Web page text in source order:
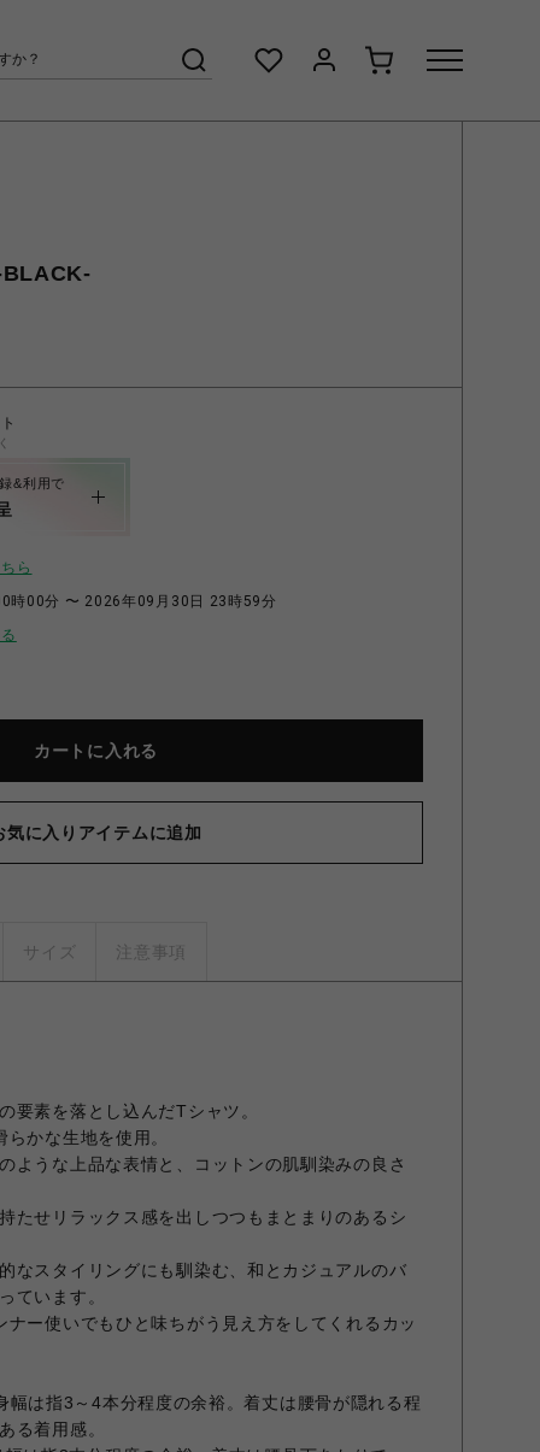
&利用で
ら
時00分 〜 2026年09月30日 23時59分
カートに入れる
気に入りアイテムに追加
サイズ 注意事項
要素を落とし込んだTシャツ。
かな生地を使用。
ような上品な表情と、コットンの肌馴染みの良さ
たせリラックス感を出しつつもまとまりのあるシ
なスタイリングにも馴染む、和とカジュアルのバ
ています。
ー使いでもひと味ちがう見え方をしてくれるカッ
幅は指3～4本分程度の余裕。着丈は腰骨が隠れる程
る着用感。